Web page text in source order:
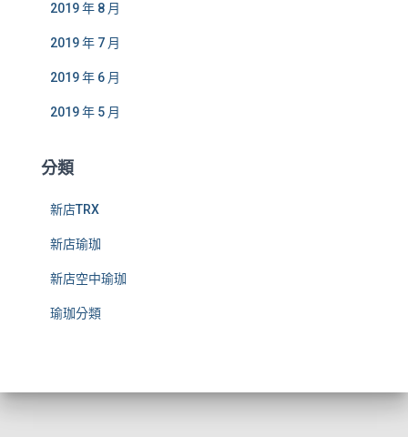
2019 年 8 月
2019 年 7 月
2019 年 6 月
2019 年 5 月
分類
新店TRX
新店瑜珈
新店空中瑜珈
瑜珈分類